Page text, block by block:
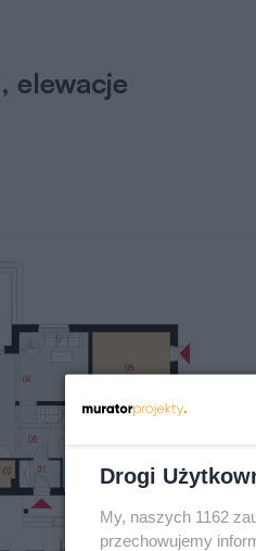
elewacje
Drogi
My, naszych 1162
przechowujemy